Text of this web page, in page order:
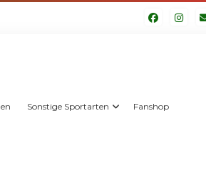
Sonstige Sportarten Fanshop